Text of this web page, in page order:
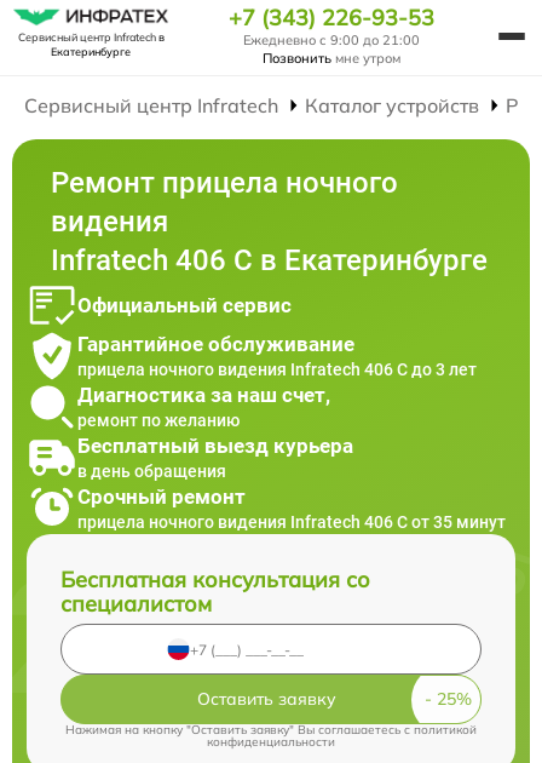
Сервисный центр Infratechв
Екатеринбурге
+7 (343) 226-93-53
Ежедневно с 9:00 до 21:00
Позвонить мне утром
Сервисный центр Infratech Каталог устройств
Ремонт прицела ночного
видения
Infratech 406 С в Екатеринбурге
Официальный сервис
Гарантийное обслуживание
прицела ночного видения Infratech 406 С до 3 лет
Диагностика за наш счет,
ремонт по желанию
Бесплатный выезд курьера
в день обращения
Срочный ремонт
прицела ночного видения Infratech 406 С от 35 минут
Бесплатная консультация со
специалистом
Оставить заявку
Нажимая на кнопку "Оставить заявку" Вы соглашаетесь cполитикой
конфиденциальности